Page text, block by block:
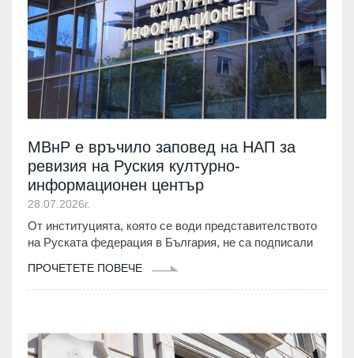
МВнР е връчило заповед на НАП за
ревизия на Руския културно-
информационен център
28.07.2026г.
От институцията, която се води представителството
на Руската федерация в България, не са подписали
ПРОЧЕТЕТЕ ПОВЕЧЕ